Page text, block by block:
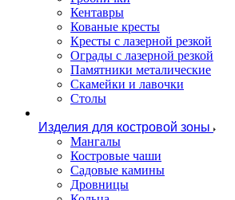
Кентавры
Кованые кресты
Кресты с лазерной резкой
Ограды с лазерной резкой
Памятники металические
Скамейки и лавочки
Столы
Изделия для костровой зоны
Мангалы
Костровые чаши
Садовые камины
Дровницы